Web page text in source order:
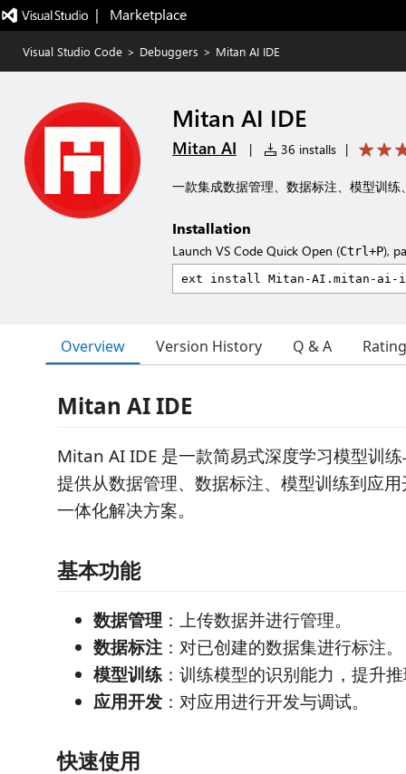
|   Marketplace
Visual Studio Code > Debuggers > Mitan AI IDE
Mitan AI IDE
Mitan AI | 36 installs |
一款集成数据管理、数据标注、模型训
Installation
Launch VS Code Quick Open (Ctrl+P),
Overview Version History Q & A
Mitan AI IDE
Mitan AI IDE 是一款简易式深度学习模型训
提供从数据管理、数据标注、模型训练到应
一体化解决方案。
基本功能
数据管理 ：上传数据并进行管理。
数据标注 ：对已创建的数据集进行标注。
模型训练 ：训练模型的识别能力，提升
应用开发 ：对应用进行开发与调试。
快速使用